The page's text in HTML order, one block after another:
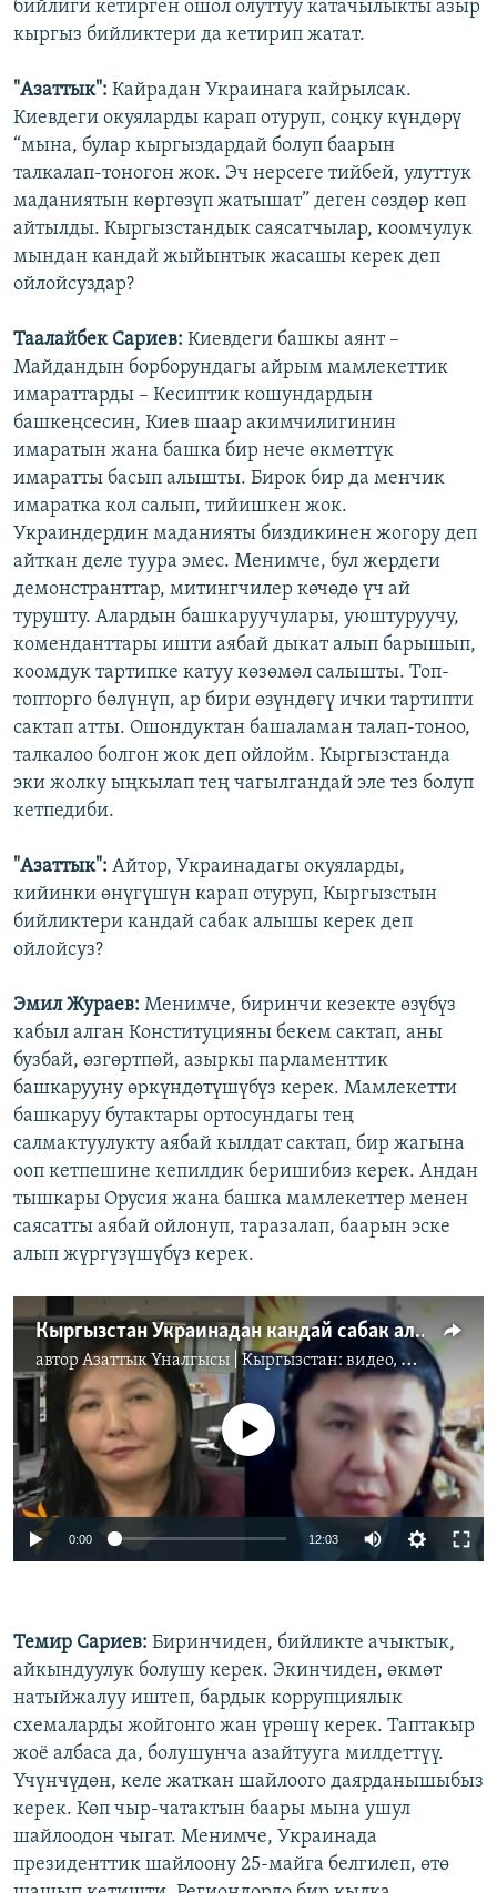
бийлиги кетирген ошол олуттуу катачылыкты азыр
кыргыз бийликтери да кетирип жатат.
"Азаттык": Кайрадан Украинага кайрылсак.
Киевдеги окуяларды карап отуруп, соңку күндөрү
“мына, булар кыргыздардай болуп баарын
талкалап-тоногон жок. Эч нерсеге тийбей, улуттук
маданиятын көргөзүп жатышат” деген сөздөр көп
айтылды. Кыргызстандык саясатчылар, коомчулук
мындан кандай жыйынтык жасашы керек деп
ойлойсуздар?
Таалайбек Сариев: Киевдеги башкы аянт –
Майдандын борборундагы айрым мамлекеттик
имараттарды – Кесиптик кошундардын
башкеңсесин, Киев шаар акимчилигинин
имаратын жана башка бир нече өкмөттүк
имаратты басып алышты. Бирок бир да менчик
имаратка кол салып, тийишкен жок.
Украиндердин маданияты биздикинен жогору деп
айткан деле туура эмес. Менимче, бул жердеги
демонстранттар, митингчилер көчөдө үч ай
турушту. Алардын башкаруучулары, уюштуруучу,
коменданттары ишти аябай дыкат алып барышып,
коомдук тартипке катуу көзөмөл салышты. Топ-
топторго бөлүнүп, ар бири өзүндөгү ички тартипти
сактап атты. Ошондуктан башаламан талап-тоноо,
талкалоо болгон жок деп ойлойм. Кыргызстанда
эки жолку ыңкылап тең чагылгандай эле тез болуп
кетпедиби.
"Азаттык": Айтор, Украинадагы окуяларды,
кийинки өнүгүшүн карап отуруп, Кыргызстын
бийликтери кандай сабак алышы керек деп
ойлойсуз?
Эмил Жураев: Менимче, биринчи кезекте өзүбүз
кабыл алган Конституцияны бекем сактап, аны
бузбай, өзгөртпөй, азыркы парламенттик
башкарууну өркүндөтүшүбүз керек. Мамлекетти
башкаруу бутактары ортосундагы тең
салмактуулукту аябай кылдат сактап, бир жагына
ооп кетпешине кепилдик беришибиз керек. Андан
тышкары Орусия жана башка мамлекеттер менен
саясатты аябай ойлонуп, таразалап, баарын эске
алып жүргүзүшүбүз керек.
Кыргызстан Украинадан кандай сабак алат?
авторАзаттык Үналгысы | Кыргызстан: видео, фото, кабарлар
No media source currently available
0:00 12:03
Темир Сариев: Биринчиден, бийликте ачыктык,
айкындуулук болушу керек. Экинчиден, өкмөт
натыйжалуу иштеп, бардык коррупциялык
схемаларды жойгонго жан үрөшү керек. Таптакыр
жоё албаса да, болушунча азайтууга милдеттүү.
Үчүнчүдөн, келе жаткан шайлоого даярданышыбыз
керек. Көп чыр-чатактын баары мына ушул
шайлоодон чыгат. Менимче, Украинада
президенттик шайлоону 25-майга белгилеп, өтө